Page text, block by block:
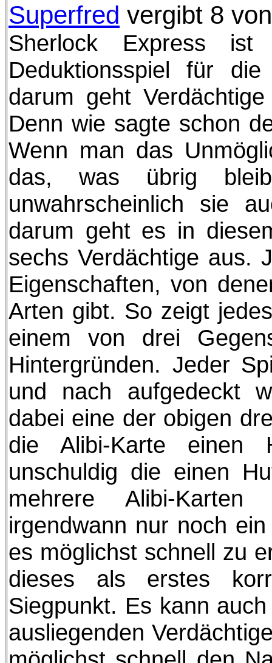
Superfred vergibt 8
Sherlock Express ist
Deduktionsspiel für
darum geht
Denn wie sagte schon
Wenn man das
das, was übrig
unwahrscheinlich sie
darum geht es in
sechs Verdächtige aus.
Eigenschaften, von
Arten gibt. So zeigt
einem von drei
Hintergründen. Jeder
und nach aufgedeckt
dabei eine der obigen
die Alibi-Karte einen
unschuldig die einen
mehrere Alibi-
irgendwann nur noch
es möglichst schnell zu
dieses als erstes
Siegpunkt. Es kann
ausliegenden